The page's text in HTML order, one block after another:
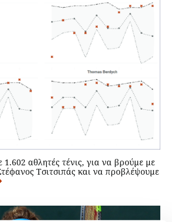
αθλητές τένις, για να βρούμε με
Τσιτσιπάς και να προβλέψουμε